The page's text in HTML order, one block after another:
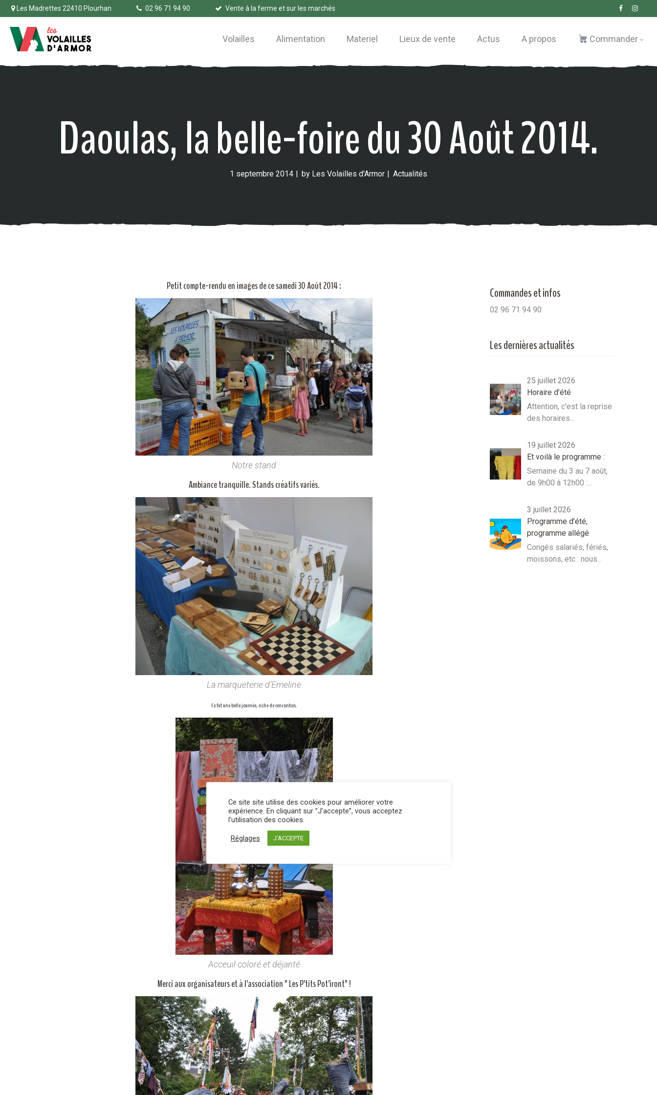
Les Madrettes 22410 Plourhan 02 96 71 94 90 Vente à la ferme et sur les marchés
Volailles Alimentation Materiel Lieux de vente Actus A propos Commander
Daoulas, la belle-foire du 30 Août 2014.
1 septembre 2014 by Les Volailles d'Armor Actualités
Petit compte-rendu en images de ce samedi 30 Août 2014 :
Notre stand
Ambiance tranquille. Stands créatifs variés.
La marqueterie d’Emeline
Ce fut une belle journée, riche de rencontres.
Acceuil coloré et déjanté
Merci aux organisateurs et à l’association ” Les P’tits Pot’iront” !
Commandes et infos
02 96 71 94 90
Les dernières actualités
25 juillet 2026
Horaire d’été
Attention, c'est la reprise
des horaires...
19 juillet 2026
Et voilà le programme :
Semaine du 3 au 7 août,
de 9h00 à 12h00 :...
3 juillet 2026
Programme d’été,
programme allégé
Congés salariés, fériés,
moissons, etc : nous...
Ce site site utilise des cookies pour améliorer votre
expérience. En cliquant sur ”J’accepte”, vous acceptez
l’utilisation des cookies.
Réglages J'ACCEPTE